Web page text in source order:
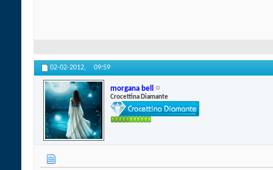
02-02-2012, 09:59
morgana bell
Crocettina Diamante